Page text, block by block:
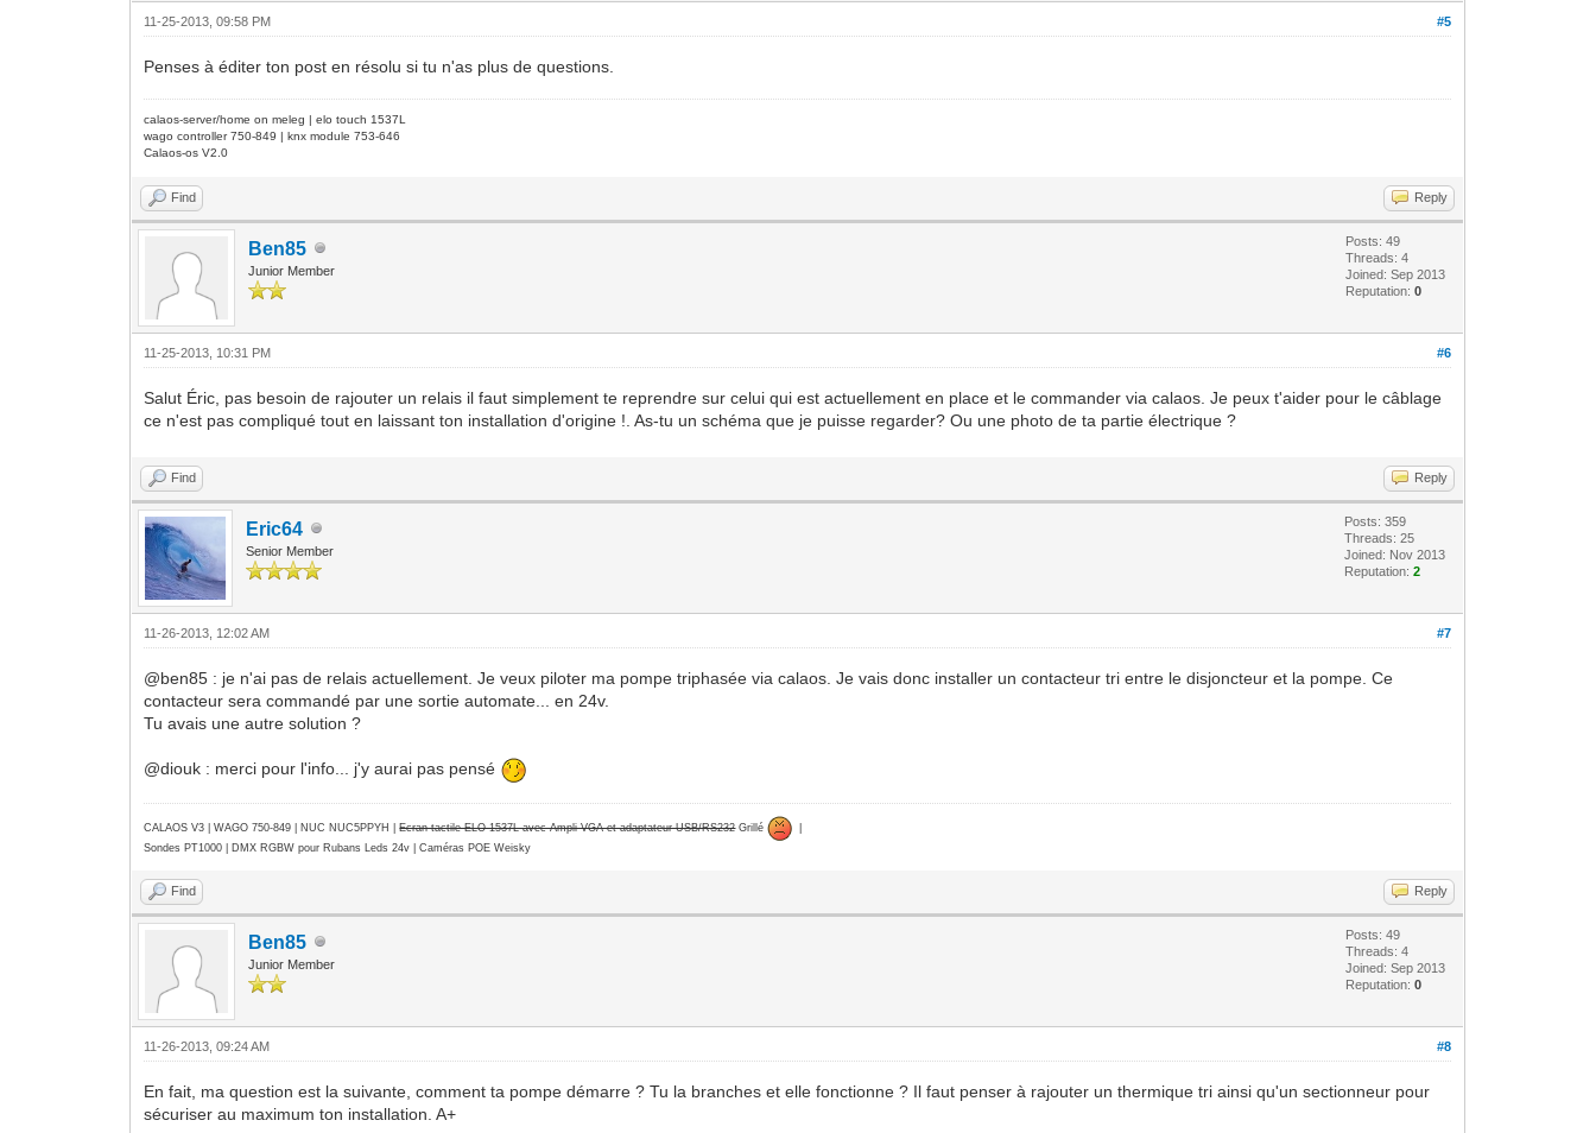
#5
11-25-2013, 09:58 PM
Penses à éditer ton post en résolu si tu n'as plus de questions.
calaos-server/home on meleg | elo touch 1537L
wago controller 750-849 | knx module 753-646
Calaos-os V2.0
Find Reply
Ben85
Junior Member
Posts: 49
Threads: 4
Joined: Sep 2013
Reputation:0
#6
11-25-2013, 10:31 PM
Salut Éric, pas besoin de rajouter un relais il faut simplement te reprendre sur celui qui est actuellement en place et le commander via calaos. Je peux t'aider pour le câblage
ce n'est pas compliqué tout en laissant ton installation d'origine !. As-tu un schéma que je puisse regarder? Ou une photo de ta partie électrique ?
Find Reply
Eric64
Senior Member
Posts: 359
Threads: 25
Joined: Nov 2013
Reputation:2
#7
11-26-2013, 12:02 AM
@ben85 : je n'ai pas de relais actuellement. Je veux piloter ma pompe triphasée via calaos. Je vais donc installer un contacteur tri entre le disjoncteur et la pompe. Ce
contacteur sera commandé par une sortie automate... en 24v.
Tu avais une autre solution ?
@diouk : merci pour l'info... j'y aurai pas pensé
CALAOS V3 | WAGO 750-849 | NUC NUC5PPYH |Ecran tactile ELO 1537L avec Ampli VGA et adaptateur USB/RS232Grillé
Sondes PT1000 | DMX RGBW pour Rubans Leds 24v | Caméras POE Weisky
Find Reply
Ben85
Junior Member
Posts: 49
Threads: 4
Joined: Sep 2013
Reputation:0
#8
11-26-2013, 09:24 AM
En fait, ma question est la suivante, comment ta pompe démarre ? Tu la branches et elle fonctionne ? Il faut penser à rajouter un thermique tri ainsi qu'un sectionneur pour
sécuriser au maximum ton installation. A+